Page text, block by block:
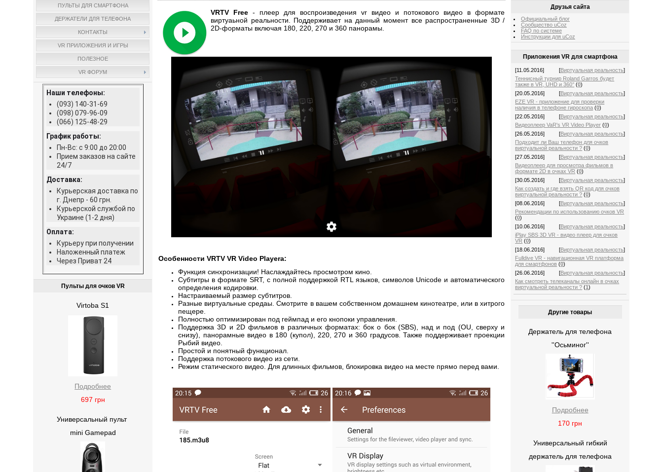
ПУЛЬТЫ ДЛЯ СМАРТФОНА
ДЕРЖАТЕЛИ ДЛЯ ТЕЛЕФОНА
КОНТАКТЫ
VR ПРИЛОЖЕНИЯ И ИГРЫ
ПОЛЕЗНОЕ
VR ФОРУМ
Наши телефоны:
(093) 140-31-69
(098) 079-96-09
(066) 125-48-29
График работы:
Пн-Вс: с 9:00 до 20:00
Прием заказов на сайте
24/7
Доставка:
Курьерская доставка по
г. Днепр - 60 грн.
Курьерской службой по
Украине (1-2 дня)
Оплата:
Курьеру при получении
Наложенный платеж
Через Приват 24
Пульты для очков VR
Virtoba S1
Подробнее
697 грн
Универсальный пульт
mini Gamepad
VRTV Free - плеер для воспроизведения vr видео и потокового видео в формате
виртуаьной реальности. Поддерживает на данный момент все распространенные 3D /
2D-форматы включая 180, 220, 270 и 360 панорамы.
Особенности VRTV VR Video Playera:
Функция синхронизации! Наслаждайтесь просмотром кино.
Субтитры в формате SRT, с полной поддержкой RTL языков, символов Unicode и автоматического
определения кодировки.
Настраиваемый размер субтитров.
Разные виртуальные средаы. Смотрите в вашем собственном домашнем кинотеатре, или в хитрого
пещере.
Полностью оптимизирован под геймпад и его кнопоки управления.
Поддержка 3D и 2D фильмов в различных форматах: бок о бок (SBS), над и под (OU, сверху и
снизу), панорамные видео в 180 (купол), 220, 270 и 360 градусов. Также поддерживает проекции
Рыбий видео.
Простой и понятный функционал.
Поддержка потокового видео из сети.
Режим статического видео. Для длинных фильмов, блокировка видео на месте прямо перед вами.
Друзья сайта
Официальный блог
Сообщество uCoz
FAQ по системе
Инструкции для uCoz
Приложения VR для смартфона
[11.05.2016] [Виртуальная реальность]
Теннисный турнир Roland Garros будет
также в VR, UHD и 360° (0)
[20.05.2016]
[Виртуальная реальность]
EZE VR - приложение для проверки
наличия в телефоне гироскопа (0)
[22.05.2016]
[Виртуальная реальность]
Видеоплеер VaR's VR Video Player (0)
[26.05.2016]
[Виртуальная реальность]
Подходит ли Ваш телефон для очков
виртуальной реальности ? (0)
[27.05.2016]
[Виртуальная реальность]
Видеоплеер для просмотра фильмов в
формате 2D в очках VR (0)
[30.05.2016]
[Виртуальная реальность]
Как создать и где взять QR код для очков
виртуальной реальности ? (0)
[08.06.2016]
[Виртуальная реальность]
Рекомендации по использованию очков VR
(0)
[10.06.2016]
[Виртуальная реальность]
iPlay SBS 3D VR - видео плеер для очков
VR (0)
[18.06.2016]
[Виртуальная реальность]
Fulldive VR - навигационная VR платформа
для смартфонов (0)
[26.06.2016]
[Виртуальная реальность]
Как смотреть телеканалы онлайн в очках
виртуальной реальности ? (1)
Другие товары
Держатель для телефона
''Осьминог''
Подробнее
170 грн
Универсальный гибкий
держатель для телефона